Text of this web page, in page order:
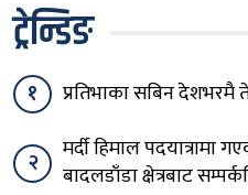
ट्रेन्डिङ
१ प्रतिभाका सबिन देशभरमै
२
मर्दी हिमाल पदयात्रामा
बादलडाँडा क्षेत्रबाट